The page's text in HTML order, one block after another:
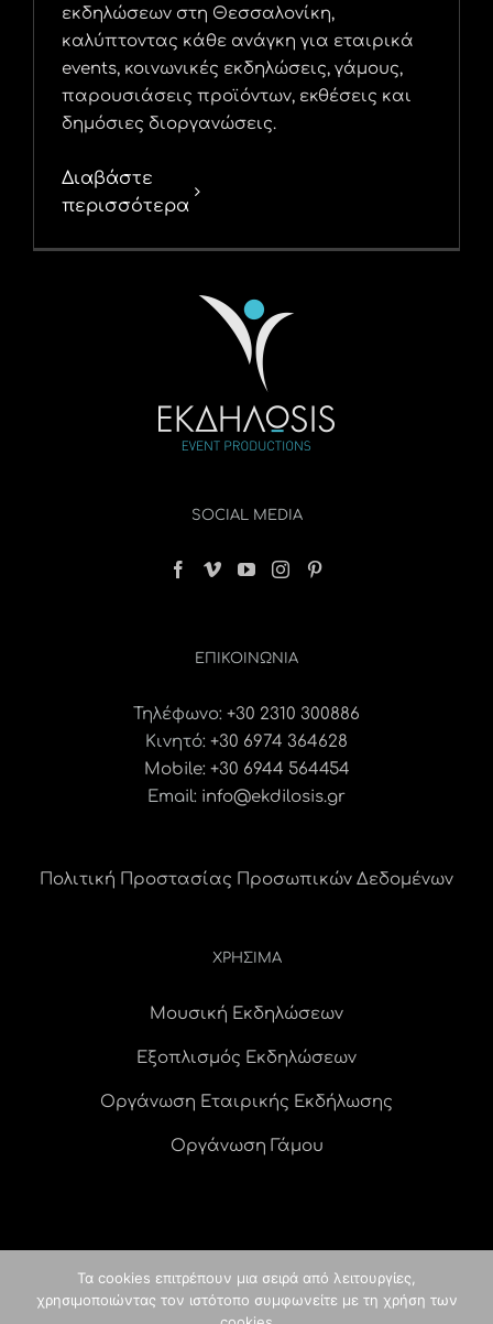
εκδηλώσεων στη Θεσσαλονίκη,
καλύπτοντας κάθε ανάγκη για εταιρικά
events, κοινωνικές εκδηλώσεις, γάμους,
παρουσιάσεις προϊόντων, εκθέσεις και
δημόσιες διοργανώσεις.
Διαβάστε
περισσότερα
SOCIAL MEDIA
ΕΠΙΚΟΙΝΩΝΊΑ
Τηλέφωνο: +30 2310 300886
Κινητό: +30 6974 364628
Mobile: +30 6944 564454
Email: info@ekdilosis.gr
Πολιτική Προστασίας Προσωπικών Δεδομένων
ΧΡΗΣΙΜΑ
Μουσική Εκδηλώσεων
Εξοπλισμός Εκδηλώσεων
Οργάνωση Εταιρικής Εκδήλωσης
Οργάνωση Γάμου
© Copyright2026 idees digital agencyκατασκευή ιστοσελίδας|
Τα cookies επιτρέπουν μια σειρά από λειτουργίες,
χρησιμοποιώντας τον ιστότοπο συμφωνείτε με τη χρήση των